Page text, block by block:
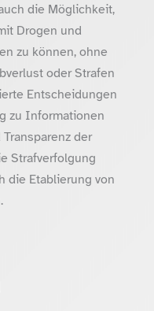
die Möglichkeit,
Drogen und
zu können, ohne
oder Strafen
Entscheidungen
zu Informationen
der
Strafverfolgung
die Etablierung von